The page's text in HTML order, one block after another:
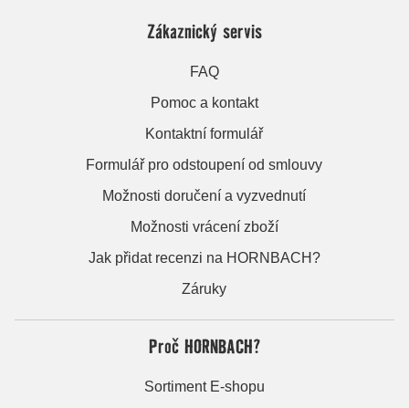
Zákaznický servis
FAQ
Pomoc a kontakt
Kontaktní formulář
Formulář pro odstoupení od smlouvy
Možnosti doručení a vyzvednutí
Možnosti vrácení zboží
Jak přidat recenzi na HORNBACH?
Záruky
Proč HORNBACH?
Sortiment E-shopu